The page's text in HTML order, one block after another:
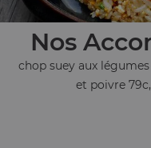
Nos
chop suey aux
et poivre